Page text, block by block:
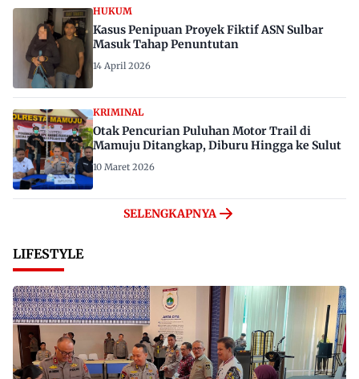
HUKUM
Kasus Penipuan Proyek Fiktif ASN Sulbar
Masuk Tahap Penuntutan
14 April 2026
KRIMINAL
Otak Pencurian Puluhan Motor Trail di
Mamuju Ditangkap, Diburu Hingga ke Sulut
10 Maret 2026
SELENGKAPNYA
LIFESTYLE